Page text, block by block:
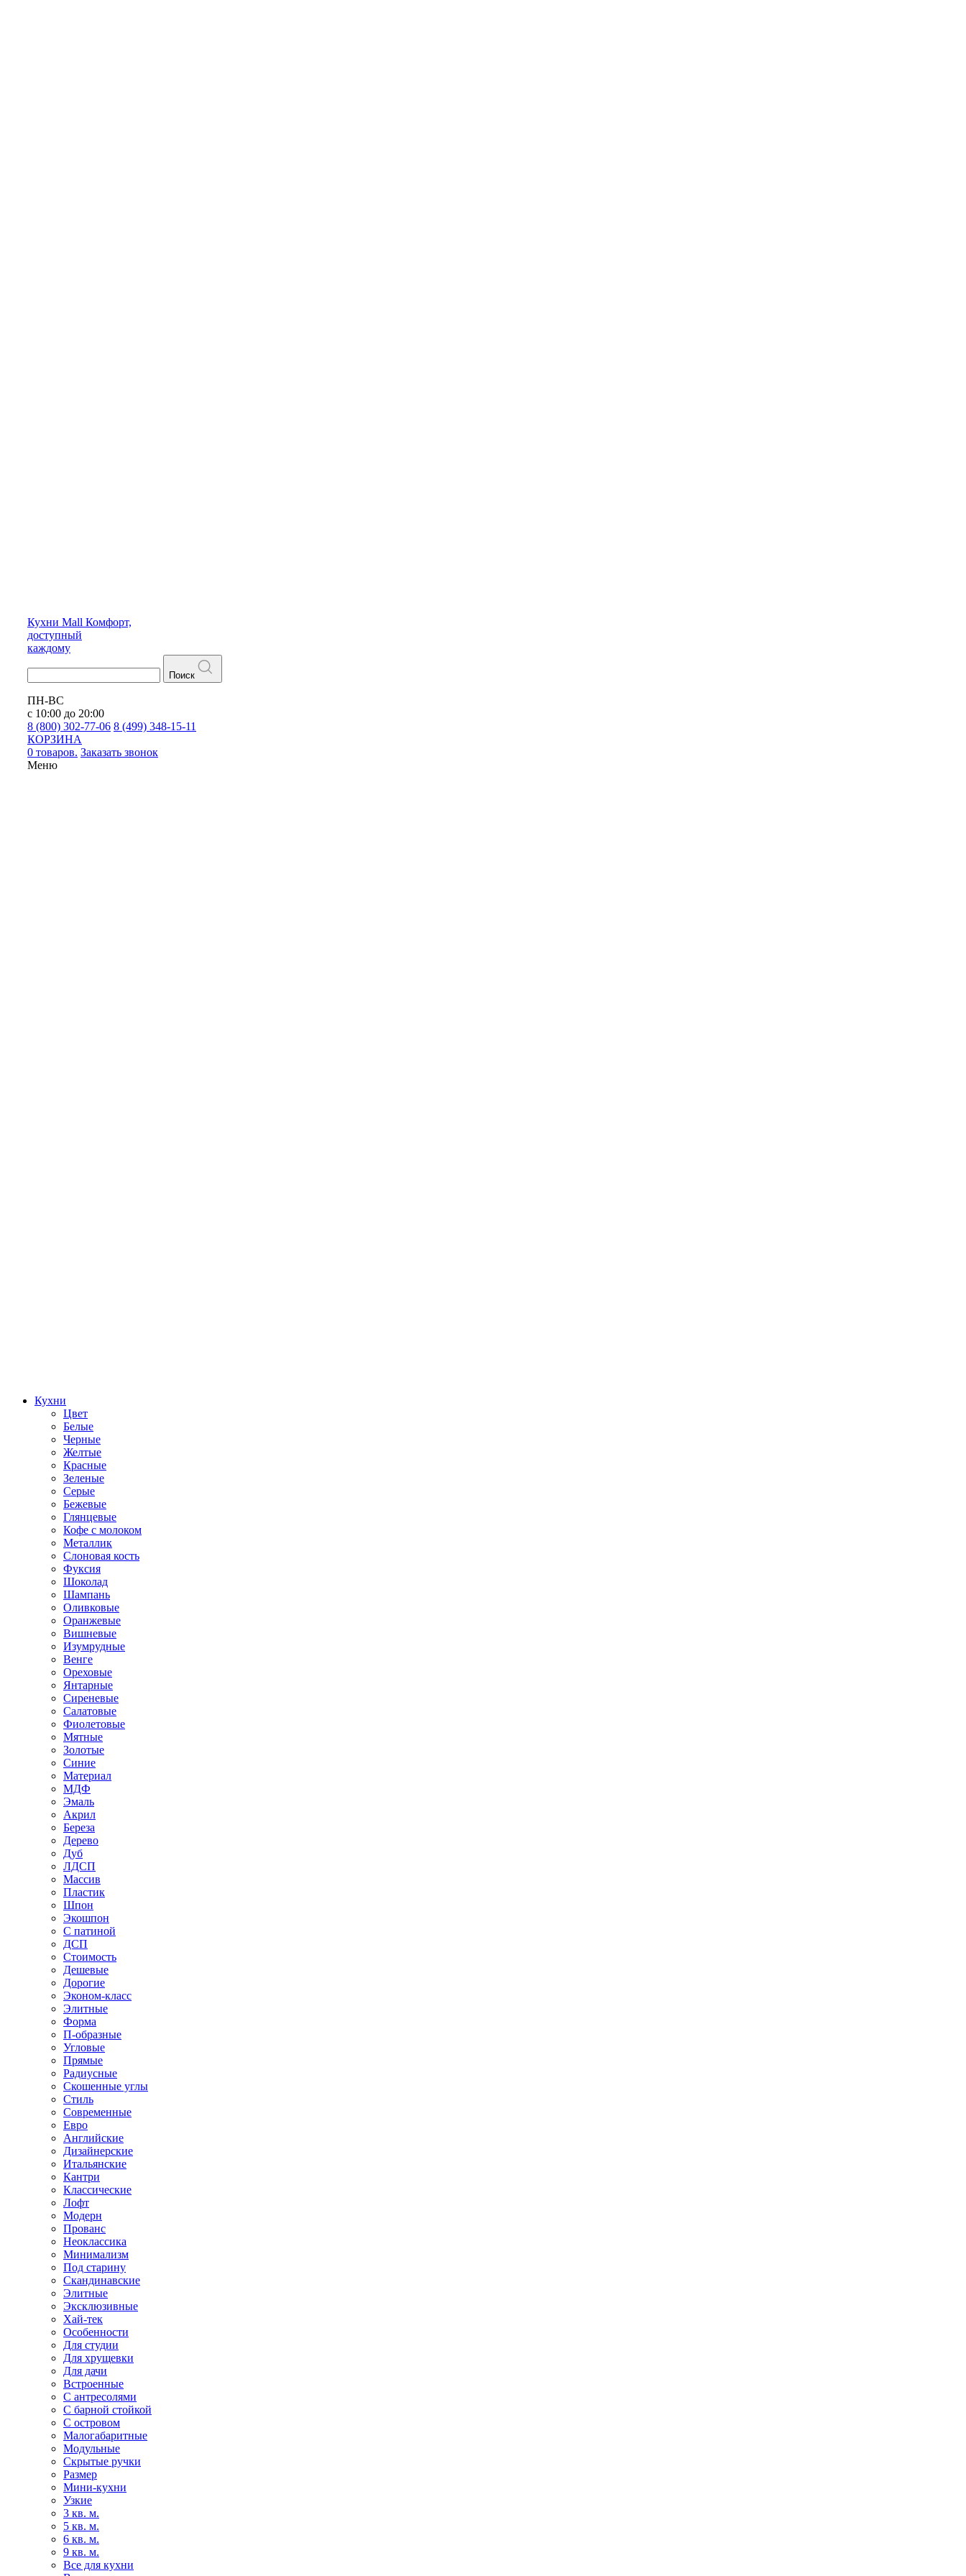
Кухни Mall Комфорт,
доступный
каждому
Поиск
ПН-ВС
с 10:00 до 20:00
8 (800) 302-77-06 8 (499) 348-15-11
КОРЗИНА
0 товаров. Заказать звонок
Меню
Кухни
Цвет
Белые
Черные
Желтые
Красные
Зеленые
Серые
Бежевые
Глянцевые
Кофе с молоком
Металлик
Слоновая кость
Фуксия
Шоколад
Шампань
Оливковые
Оранжевые
Вишневые
Изумрудные
Венге
Ореховые
Янтарные
Сиреневые
Салатовые
Фиолетовые
Мятные
Золотые
Синие
Материал
МДФ
Эмаль
Акрил
Береза
Дерево
Дуб
ЛДСП
Массив
Пластик
Шпон
Экошпон
С патиной
ДСП
Стоимость
Дешевые
Дорогие
Эконом-класс
Элитные
Форма
П-образные
Угловые
Прямые
Радиусные
Скошенные углы
Стиль
Современные
Евро
Английские
Дизайнерские
Итальянские
Кантри
Классические
Лофт
Модерн
Прованс
Неоклассика
Минимализм
Под старину
Скандинавские
Элитные
Эксклюзивные
Хай-тек
Особенности
Для студии
Для хрущевки
Для дачи
Встроенные
С антресолями
С барной стойкой
С островом
Малогабаритные
Модульные
Скрытые ручки
Размер
Мини-кухни
Узкие
3 кв. м.
5 кв. м.
6 кв. м.
9 кв. м.
Все для кухни